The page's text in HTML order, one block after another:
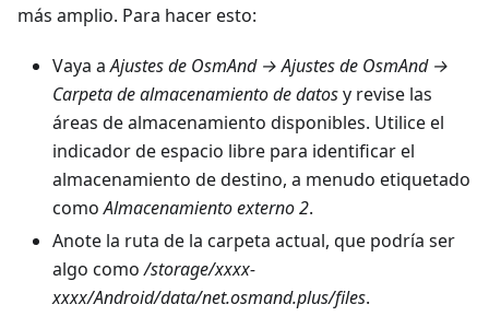
más amplio. Para hacer esto:
Vaya aAjustes de OsmAnd → Ajustes de OsmAnd →
Carpeta de almacenamiento de datosy revise las
áreas de almacenamiento disponibles. Utilice el
indicador de espacio libre para identificar el
almacenamiento de destino, a menudo etiquetado
comoAlmacenamiento externo 2.
Anote la ruta de la carpeta actual, que podría ser
algo como/storage/xxxx-
xxxx/Android/data/net.osmand.plus/files.